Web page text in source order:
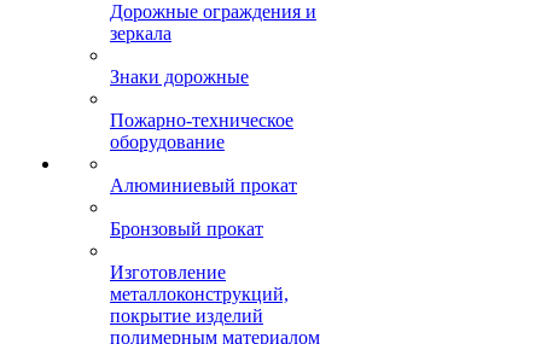
Дорожные ограждения и
зеркала
Знаки дорожные
Пожарно-техническое
оборудование
Алюминиевый прокат
Бронзовый прокат
Изготовление
металлоконструкций,
покрытие изделий
полимерным материалом